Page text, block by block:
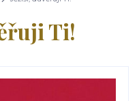
Ti!